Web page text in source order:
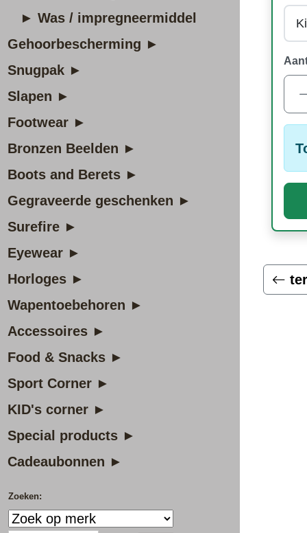
► Was / impregneermiddel
Gehoorbescherming ►
Snugpak ►
Slapen ►
Footwear ►
Bronzen Beelden ►
Boots and Berets ►
Gegraveerde geschenken ►
Surefire ►
Eyewear ►
Horloges ►
Wapentoebehoren ►
Accessoires ►
Food & Snacks ►
Sport Corner ►
KID's corner ►
Special products ►
Cadeaubonnen ►
Zoeken: